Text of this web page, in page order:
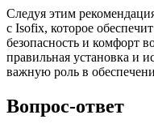
Следуя этим
с Isofix, которое
безопасность и комфорт
правильная установка и
важную роль в
Вопрос-ответ